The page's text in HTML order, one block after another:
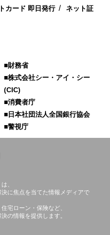
カード 即日発行 /
ネット証
■財務省
■株式会社シー・アイ・シー
(CIC)
■消費者庁
■日本社団法人全国銀行協会
■警視庁
、
に焦点を当てた情報メディアで
宅ローン・保険など、
の情報を提供します。